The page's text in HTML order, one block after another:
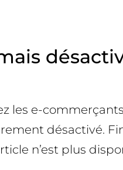
les e-commerçants
désactivé.
n’est plus